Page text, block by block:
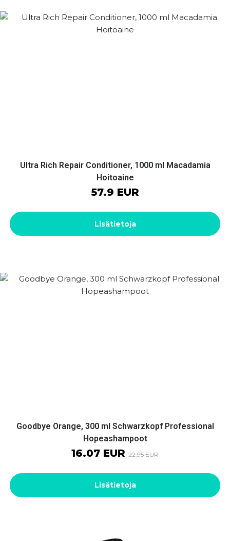
Ultra Rich Repair Conditioner, 1000 ml Macadamia
Hoitoaine
57.9 EUR
Lisätietoja
Goodbye Orange, 300 ml Schwarzkopf Professional
Hopeashampoot
16.07 EUR 22.95 EUR
Lisätietoja